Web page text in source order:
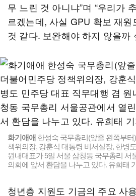
무 느린 것 아니냐”며 “우리가
르겠는데, 사실 GPU 확보 재
것 같다. 보완해야 하지 않을까
화기애애한성숙 국무총리(앞줄 왼쪽부
책위의장, 강훈식 대통령 비서실장, 한병
원내대표가 5일 서울 삼청동 국무총리 서
의회에 앞서 환담을 나누고 있다. 유희태
청년층 지원도 기금의 주요 사